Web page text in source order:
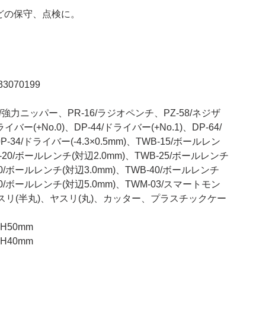
保守、点検に。
強力ニッパー、PR-16/ラジオペンチ、PZ-58/ネジザ
イバー(+No.0)、DP-44/ドライバー(+No.1)、DP-64/
34/ドライバー(-4.3×0.5mm)、TWB-15/ボールレン
ボールレンチ(対辺2.0mm)、TWB-25/ボールレンチ
ボールレンチ(対辺3.0mm)、TWB-40/ボールレンチ
ボールレンチ(対辺5.0mm)、TWM-03/スマートモン
リ(半丸)、ヤスリ(丸)、カッター、プラスチックケー